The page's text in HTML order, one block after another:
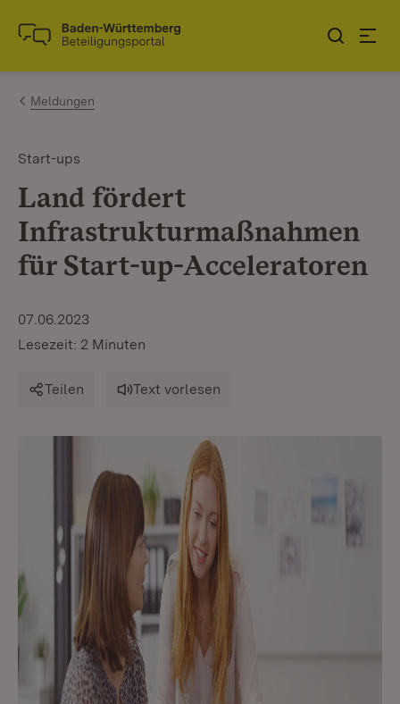
Zum Inhalt springen
Link zur Startseite
Meldungen
Start-ups
Land fördert
Infrastrukturmaßnahmen
für Start-up-Acceleratoren
07.06.2023
Lesezeit: 2 Minuten
Teilen Text vorlesen